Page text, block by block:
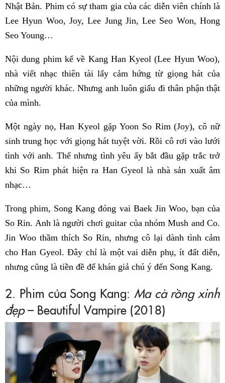
Nhật Bản. Phim có sự tham gia của các diễn viên chính là
Lee Hyun Woo, Joy, Lee Jung Jin, Lee Seo Won, Hong
Seo Young…
Nội dung phim kể về Kang Han Kyeol (Lee Hyun Woo),
nhà viết nhạc thiên tài lấy cảm hứng từ giọng hát của
những người khác. Nhưng anh luôn giấu đi thân phận thật
của mình.
Một ngày nọ, Han Kyeol gặp Yoon So Rim (Joy), cô nữ
sinh trung học với giọng hát tuyệt vời. Rồi cô rơi vào lưới
tình với anh. Thế nhưng tình yêu ấy bắt đầu gặp trắc trở
khi So Rim phát hiện ra Han Gyeol là nhà sản xuất âm
nhạc…
Trong phim, Song Kang đóng vai Baek Jin Woo, bạn của
So Rin. Anh là người chơi guitar của nhóm Mush and Co.
Jin Woo thầm thích So Rin, nhưng cô lại dành tình cảm
cho Han Gyeol. Đây chỉ là một vai diễn phụ, ít đất diễn,
nhưng cũng là tiền đề để khán giả chú ý đến Song Kang.
2. Phim của Song Kang: Ma cà rồng xinh
đẹp– Beautiful Vampire (2018)